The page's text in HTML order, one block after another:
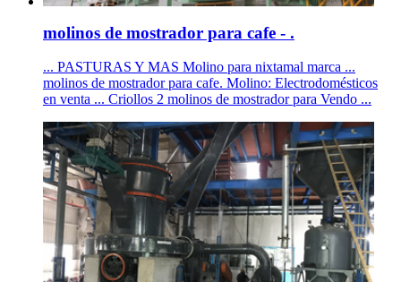
molinos de mostrador para cafe - .
... PASTURAS Y MAS Molino para nixtamal marca ...
molinos de mostrador para cafe. Molino: Electrodomésticos
en venta ... Criollos 2 molinos de mostrador para Vendo ...